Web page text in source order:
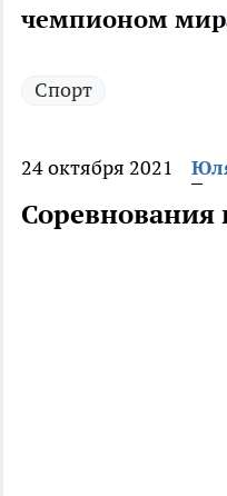
чемпионом
Спорт
24 октября 2021